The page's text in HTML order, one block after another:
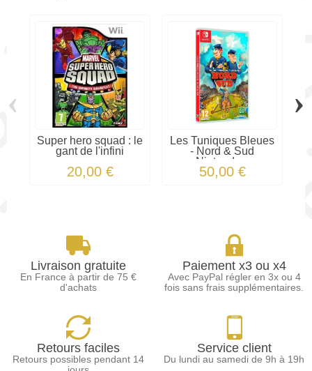
Super hero squad : le
gant de l'infini
20,00 €
Les Tuniques Bleues
- Nord & Sud
Nintendo...
50,00 €
‹ ›
Livraison gratuite
En France à partir de 75 €
d'achats
Paiement x3 ou x4
Avec PayPal régler en 3x ou 4
fois sans frais supplémentaires.
Retours faciles
Retours possibles pendant 14
Service client
Du lundi au samedi de 9h à 19h